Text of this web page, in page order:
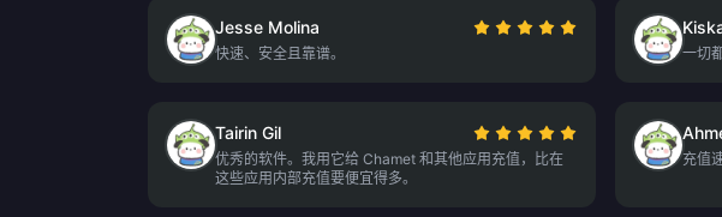
Jesse Molina
快速、安全且靠谱。 一切
Tairin Gil
优秀的软件。我用它给 Chamet 和其他应用充值，比在
这些应用内部充值要便宜得多。
充值